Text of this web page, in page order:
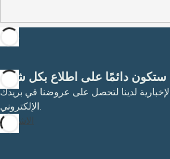
ستكون دائمًا على اطلاع بكل شيء
لدينا لتحصل على عروضنا في بريدك
الإلكتروني.
الاشتراك